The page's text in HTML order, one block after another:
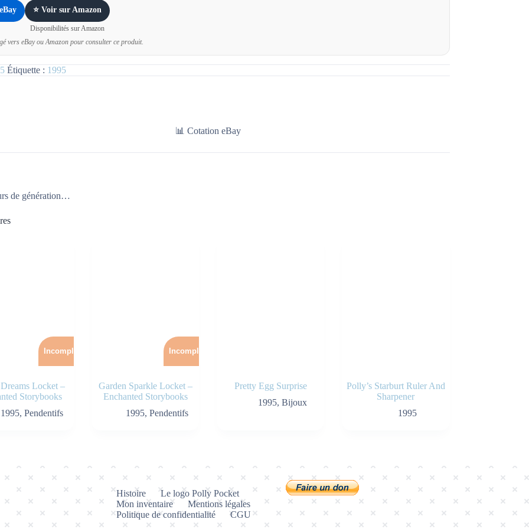
⭐ Voir sur Amazon
Disponibilités sur Amazon
vers eBay ou Amazon pour consulter ce produit.
Étiquette : 1995
📊 Cotation eBay
de génération…
Incomplet
Locket –
Storybooks
1995, Pendentifs
Incomplet
Garden Sparkle Locket –
Enchanted Storybooks
1995,Pendentifs
Pretty Egg Surprise
1995, Bijoux
Polly’s Starburt Ruler And
Sharpener
1995
Histoire
Le logo Polly Pocket
Mon inventaire
Mentions légales
Politique de confidentialité
CGU